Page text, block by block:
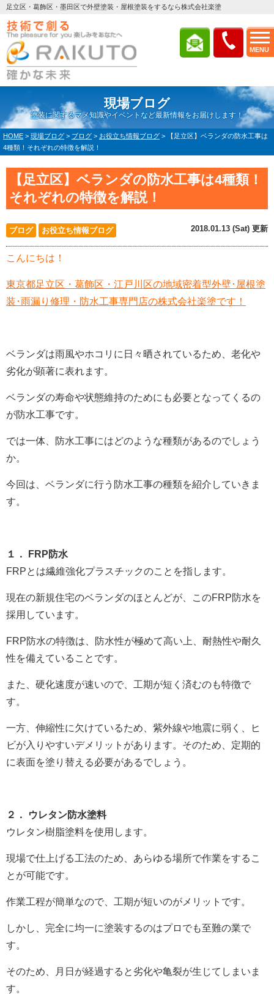
MENU
足立区・葛飾区・墨田区で外壁塗装・屋根塗装をするなら株式会社楽塗
現場ブログ
塗装に関するマメ知識やイベントなど最新情報をお届けします！
HOME > 現場ブログ > ブログ > お役立ち情報ブログ >
【足立区】ベランダの防水工事は
4種類！それぞれの特徴を解説！
【足立区】ベランダの防水工事は4種類！
それぞれの特徴を解説！
ブログ お役立ち情報ブログ 2018.01.13 (Sat) 更新
こんにちは！
東京都足立区・葛飾区・江戸川区の地域密着型外壁･屋根塗
装･雨漏り修理・防水工事専門店の株式会社楽塗です！
ベランダは雨風やホコリに日々晒されているため、老化や
劣化が顕著に表れます。
ベランダの寿命や状態維持のためにも必要となってくるの
が防水工事です。
では一体、防水工事にはどのような種類があるのでしょう
か。
今回は、ベランダに行う防水工事の種類を紹介していきま
す。
１． FRP防水
FRPとは繊維強化プラスチックのことを指します。
現在の新規住宅のベランダのほとんどが、このFRP防水を
採用しています。
FRP防水の特徴は、防水性が極めて高い上、耐熱性や耐久
性を備えていることです。
また、硬化速度が速いので、工期が短く済むのも特徴で
す。
一方、伸縮性に欠けているため、紫外線や地震に弱く、ヒ
ビが入りやすいデメリットがあります。そのため、定期的
に表面を塗り替える必要があるでしょう。
２． ウレタン防水塗料
ウレタン樹脂塗料を使用します。
現場で仕上げる工法のため、あらゆる場所で作業をするこ
とが可能です。
作業工程が簡単なので、工期が短いのがメリットです。
しかし、完全に均一に塗装するのはプロでも至難の業で
す。
そのため、月日が経過すると劣化や亀裂が生じてしまいま
す。